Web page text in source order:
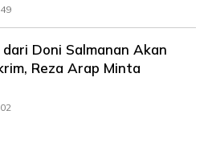
dari Doni Salmanan Akan
Reza Arap Minta